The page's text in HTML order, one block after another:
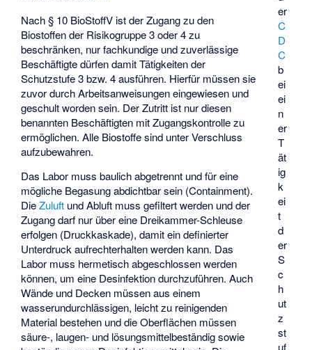
er
C
D
C
b
ei
ei
n
er
T
ät
ig
k
ei
t
d
er
S
c
h
ut
z
st
uf
Nach § 10 BioStoffV ist der Zugang zu den
Biostoffen der Risikogruppe 3 oder 4 zu
beschränken, nur fachkundige und zuverlässige
Beschäftigte dürfen damit Tätigkeiten der
Schutzstufe 3 bzw. 4 ausführen. Hierfür müssen sie
zuvor durch Arbeitsanweisungen eingewiesen und
geschult worden sein. Der Zutritt ist nur diesen
benannten Beschäftigten mit Zugangskontrolle zu
ermöglichen. Alle Biostoffe sind unter Verschluss
aufzubewahren.
Das Labor muss baulich abgetrennt und für eine
mögliche Begasung abdichtbar sein (Containment).
DieZuluft und Abluft muss gefiltert werden und der
Zugang darf nur über eine Dreikammer-Schleuse
erfolgen (Druckkaskade), damit ein definierter
Unterdruck aufrechterhalten werden kann. Das
Labor muss hermetisch abgeschlossen werden
können, um eine Desinfektion durchzuführen. Auch
Wände und Decken müssen aus einem
wasserundurchlässigen, leicht zu reinigenden
Material bestehen und die Oberflächen müssen
säure-, laugen- und lösungsmittelbeständig sowie